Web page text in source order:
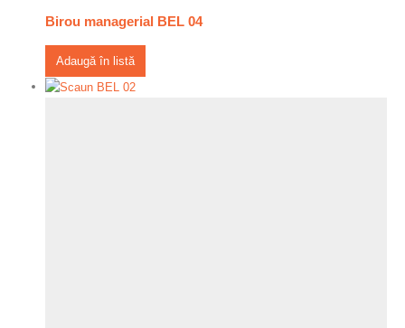
Birou managerial BEL 04
Adaugă în listă